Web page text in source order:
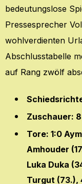
bedeutungslose
Pressesprecher
wohlverdienten
Abschlusstabelle
auf Rang zwölf
Zuschauer:
Tore: 1:0
Amhouder
Luka Duka
Turgut (73.),